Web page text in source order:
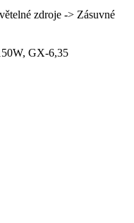
zdroje -> Zásuvné
GX-6,35